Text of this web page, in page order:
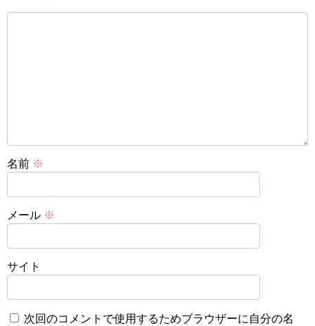
名前 ※
メール ※
サイト
次回のコメントで使用するためブラウザーに自分の名